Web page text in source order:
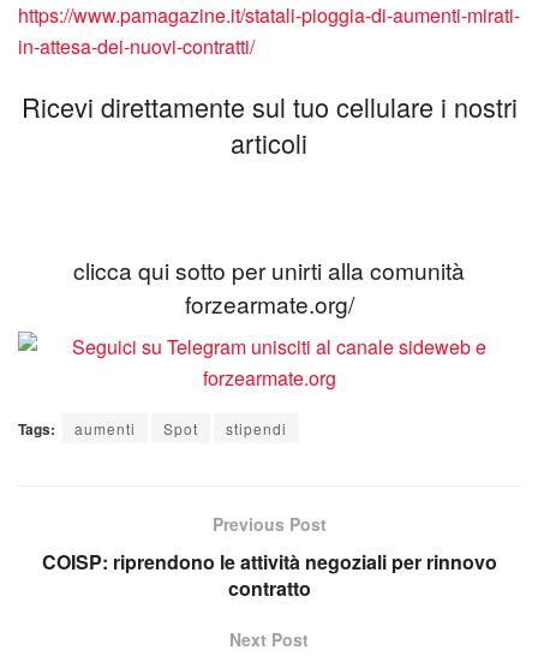
https://www.pamagazine.it/statali-pioggia-di-aumenti-mirati-
in-attesa-dei-nuovi-contratti/
Ricevi direttamente sul tuo cellulare i nostri
articoli
clicca qui sotto per unirti alla comunità
forzearmate.org/
Tags: aumenti Spot stipendi
Previous Post
COISP: riprendono le attività negoziali per rinnovo
contratto
Next Post